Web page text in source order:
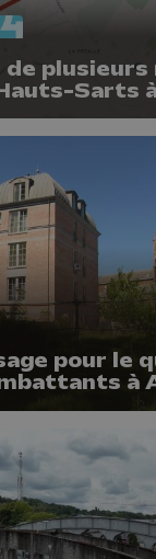
plusieurs
Sarts
pour le
à